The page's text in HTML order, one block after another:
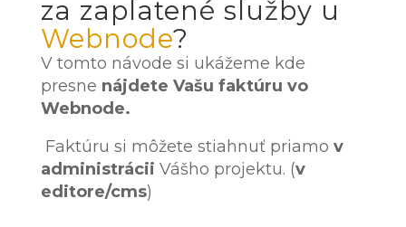
za zaplatené služby u
Webnode?
V tomto návode si ukážeme kde
presne nájdete Vašu faktúru vo
Webnode.
Faktúru si môžete stiahnuť priamo v
administrácii Vášho projektu. (v
editore/cms)